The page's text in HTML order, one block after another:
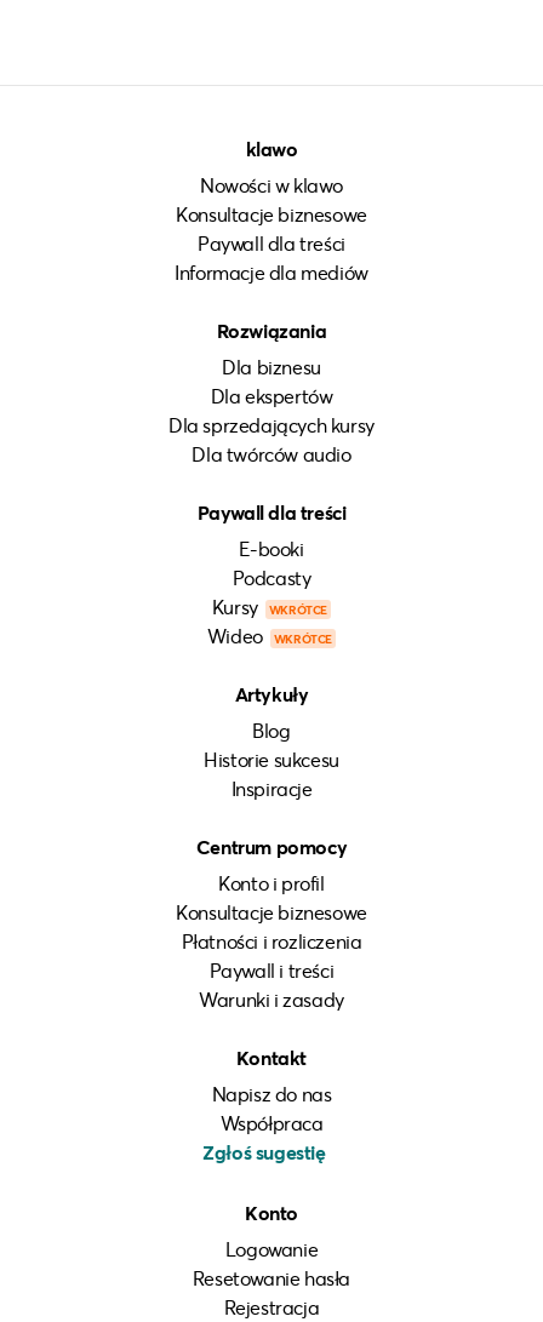
klawo
Nowości w klawo
Konsultacje biznesowe
Paywall dla treści
Informacje dla mediów
Rozwiązania
Dla biznesu
Dla ekspertów
Dla sprzedających kursy
Dla twórców audio
Paywall dla treści
E-booki
Podcasty
Kursy
WKRÓTCE
Wideo WKRÓTCE
Artykuły
Blog
Historie sukcesu
Inspiracje
Centrum pomocy
Konto i profil
Konsultacje biznesowe
Płatności i rozliczenia
Paywall i treści
Warunki i zasady
Kontakt
Napisz do nas
Współpraca
Zgłoś sugestię
Konto
Logowanie
Resetowanie hasła
Rejestracja